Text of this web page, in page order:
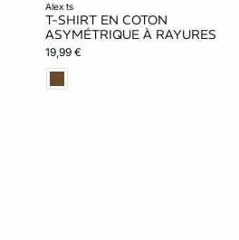
alex ts
T-SHIRT EN COTON
ASYMÉTRIQUE À RAYURES
19,99 €